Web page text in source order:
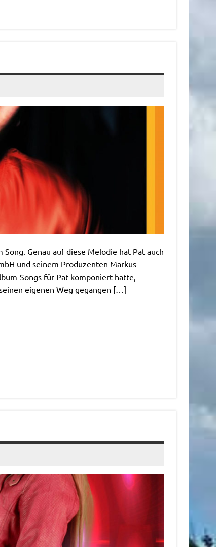
Genau auf diese Melodie hat Pat auch
und seinem Produzenten Markus
Songs für Pat komponiert hatte,
eigenen Weg gegangen […]